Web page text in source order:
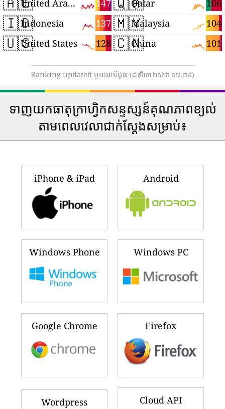
147
United Arab Emirates
🇮🇩 137
Indonesia
🇺🇸 128
United States
106
Qatar
🇲🇾 104
Malaysia
🇨🇳 101
China
Ranking updated មួយនាទីមុន (៨ សីហា ២០២៦ ០៧:៣៩)
ទាញយកធាតុក្រាហ្វិកសន្ទស្សន៍គុណភាពខ្យល់
តាមពេលវេលាជាក់ស្តែងសម្រាប់៖
iPhone & iPad Android
Windows Phone Windows PC
Google Chrome Firefox
Wordpress Cloud API